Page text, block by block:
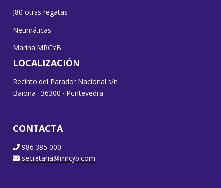
J80 otras regatas
Neumáticas
Marina MRCYB
LOCALIZACIÓN
Recinto del Parador Nacional s/n
Baiona · 36300 · Pontevedra
CONTACTA
986 385 000
secretaria@mrcyb.com